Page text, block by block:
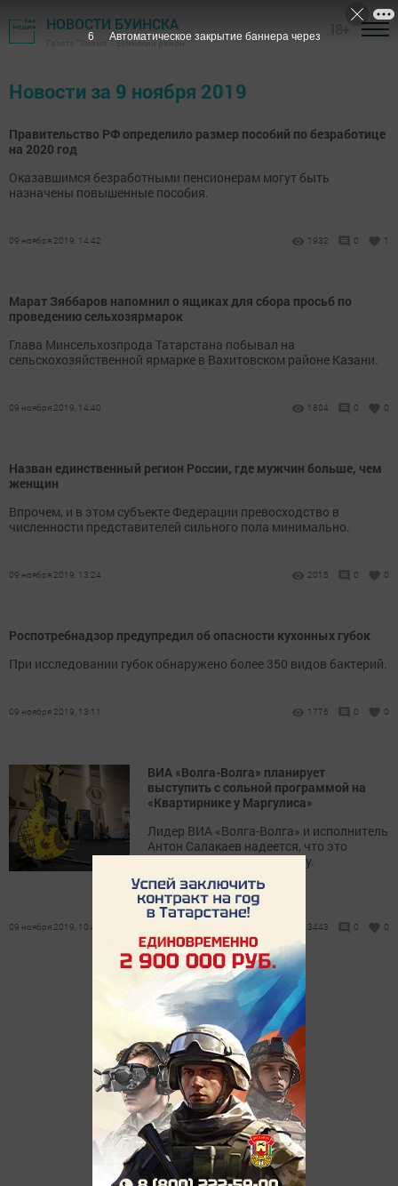
НОВОСТИ БУИНСКА
Газета "Знамя" - Буинский район
Новости за 9 ноября 2019
Правительство РФ определило размер пособий по безработице
на 2020 год
Оказавшимся безработными пенсионерам могут быть
назначены повышенные пособия.
09 ноября 2019, 14:42 1932 0 1
Марат Зяббаров напомнил о ящиках для сбора просьб по
проведению сельхозярмарок
Глава Минсельхозпрода Татарстана побывал на
сельскохозяйственной ярмарке в Вахитовском районе Казани.
09 ноября 2019, 14:40 1804 0 0
Назван единственный регион России, где мужчин больше, чем
женщин
Впрочем, и в этом субъекте Федерации превосходство в
численности представителей сильного пола минимально.
09 ноября 2019, 13:24 2015 0 0
Роспотребнадзор предупредил об опасности кухонных губок
При исследовании губок обнаружено более 350 видов бактерий.
09 ноября 2019, 13:11 1776 0 0
ВИА «Волга-Волга» планирует
выступить с сольной программой на
«Квартирнике у Маргулиса»
Лидер ВИА «Волга-Волга» и исполнитель
Антон Салакаев надеется, что это
случится в следующем году.
09 ноября 2019, 10:46 3443 0 0
6 Автоматическое закрытие баннера через